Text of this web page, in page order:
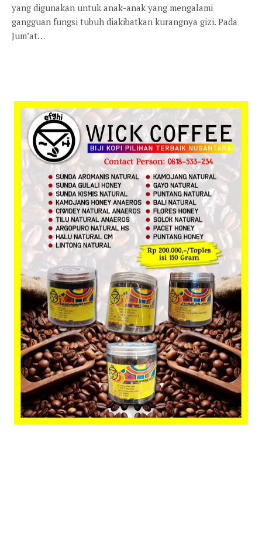
yang digunakan untuk anak-anak yang mengalami
gangguan fungsi tubuh diakibatkan kurangnya gizi. Pada
Jum’at…